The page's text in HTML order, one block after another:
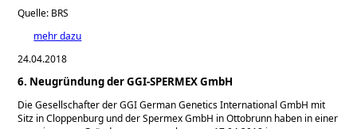
Quelle: BRS
mehr dazu
24.04.2018
6. Neugründung der GGI-SPERMEX GmbH
Die Gesellschafter der GGI German Genetics International GmbH mit
Sitz in Cloppenburg und der Spermex GmbH in Ottobrunn haben in einer